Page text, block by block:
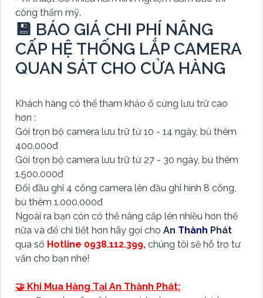
công thẩm mỹ.
💾 BÁO GIÁ CHI PHÍ NÂNG
CẤP HỆ THỐNG LẮP CAMERA
QUAN SÁT CHO CỬA HÀNG
Khách hàng có thể tham khảo ổ cứng lưu trữ cao
hơn :
Gói trọn bộ camera lưu trữ từ 10 - 14 ngày, bù thêm
400.000đ
Gói trọn bộ camera lưu trữ từ 27 - 30 ngày, bù thêm
1.500.000đ
Đổi đầu ghi 4 cổng camera lên đầu ghi hình 8 cổng,
bù thêm 1.000.000đ
Ngoài ra bạn còn có thể nâng cấp lên nhiều hơn thế
nữa và để chi tiết hơn hãy gọi cho An Thành Phát
qua số Hotline 0938.112.399, chúng tôi sẽ hỗ trợ tư
vấn cho bạn nhé!
🤝 Khi Mua Hàng Tại An Thành Phát: